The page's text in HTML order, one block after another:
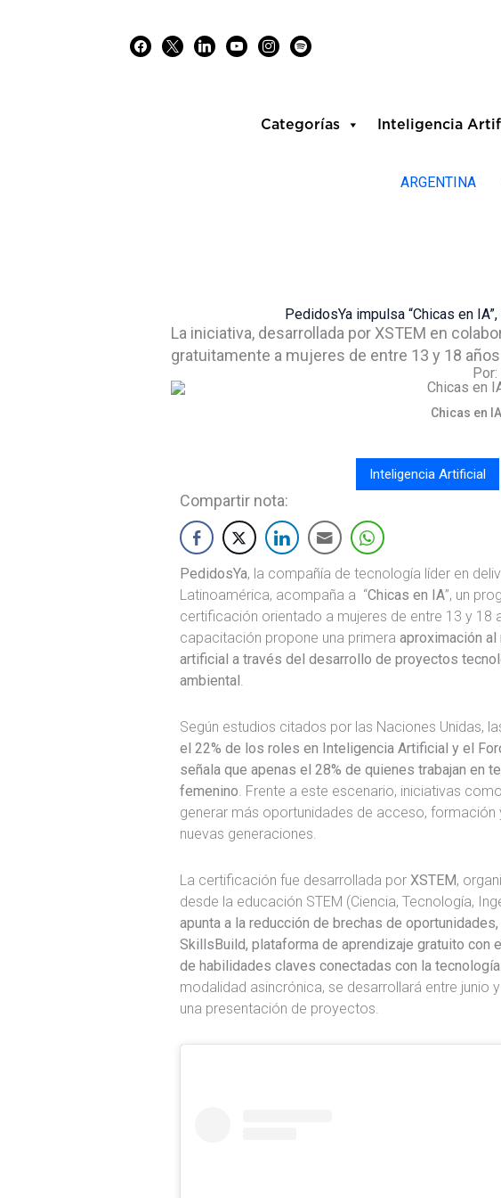
Categorías Inteligencia
ARGENTINA
PedidosYa impulsa “Chicas en
La iniciativa, desarrollada por XSTEM en
gratuitamente a mujeres de entre 13 y 18
Por:
Chicas en
Inteligencia Artificial
Compartir nota:
PedidosYa, la compañía de tecnología líder en
Latinoamérica, acompaña a “Chicas en IA”, un
certificación orientado a mujeres de entre 13 y 18
capacitación propone una primera aproximación
artificial a través del desarrollo de proyectos
ambiental
Según estudios citados por las Naciones Unidas,
el 22% de los roles en Inteligencia Artificial y el
señala que apenas el 28% de quienes trabajan en
femenino . Frente a este escenario, iniciativas
generar más oportunidades de acceso, formación
nuevas generaciones.
La certificación fue desarrollada por XSTEM,
desde la educación STEM (Ciencia, Tecnología,
apunta a la reducción de brechas de
SkillsBuild, plataforma de aprendizaje gratuito con
de habilidades claves conectadas con la tecnología
modalidad asincrónica, se desarrollará entre junio
una presentación de proyectos.